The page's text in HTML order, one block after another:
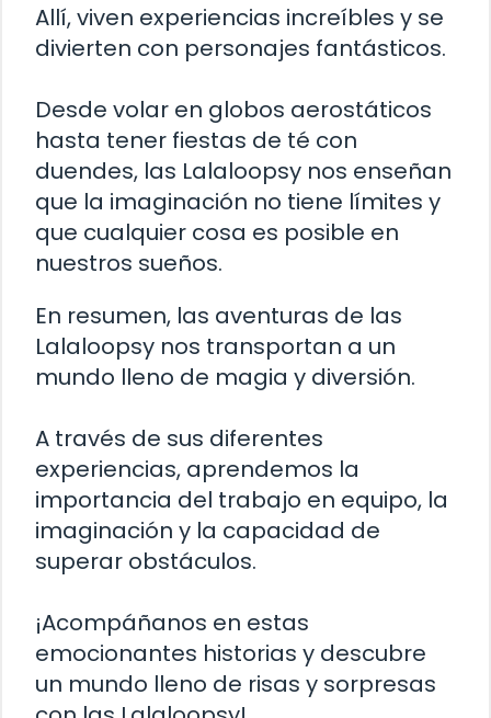
Allí, viven experiencias increíbles y se
divierten con personajes fantásticos.
Desde volar en globos aerostáticos
hasta tener fiestas de té con
duendes, las Lalaloopsy nos enseñan
que la imaginación no tiene límites y
que cualquier cosa es posible en
nuestros sueños.
En resumen, las aventuras de las
Lalaloopsy nos transportan a un
mundo lleno de magia y diversión.
A través de sus diferentes
experiencias, aprendemos la
importancia del trabajo en equipo, la
imaginación y la capacidad de
superar obstáculos.
¡Acompáñanos en estas
emocionantes historias y descubre
un mundo lleno de risas y sorpresas